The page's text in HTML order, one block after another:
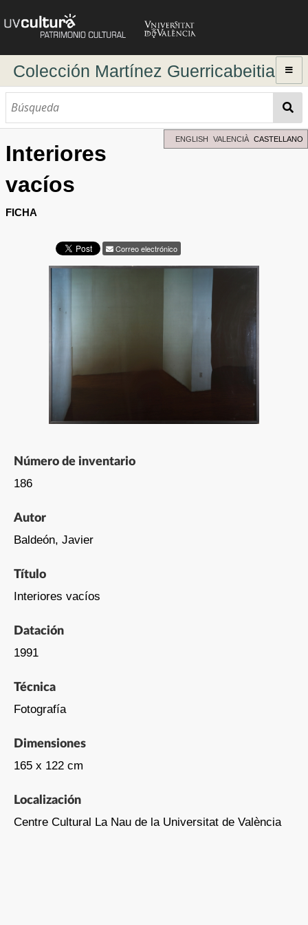
Colección Martínez Guerricabeitia
Explorar
Búsqueda avanzada
Directorio de autores
ENGLISH VALENCIÀ CASTELLANO
Interiores
vacíos
FICHA
Correo electrónico
Número de inventario
186
Autor
Baldeón, Javier
Título
Interiores vacíos
Datación
1991
Técnica
Fotografía
Dimensiones
165 x 122 cm
Localización
Centre Cultural La Nau de la Universitat de València